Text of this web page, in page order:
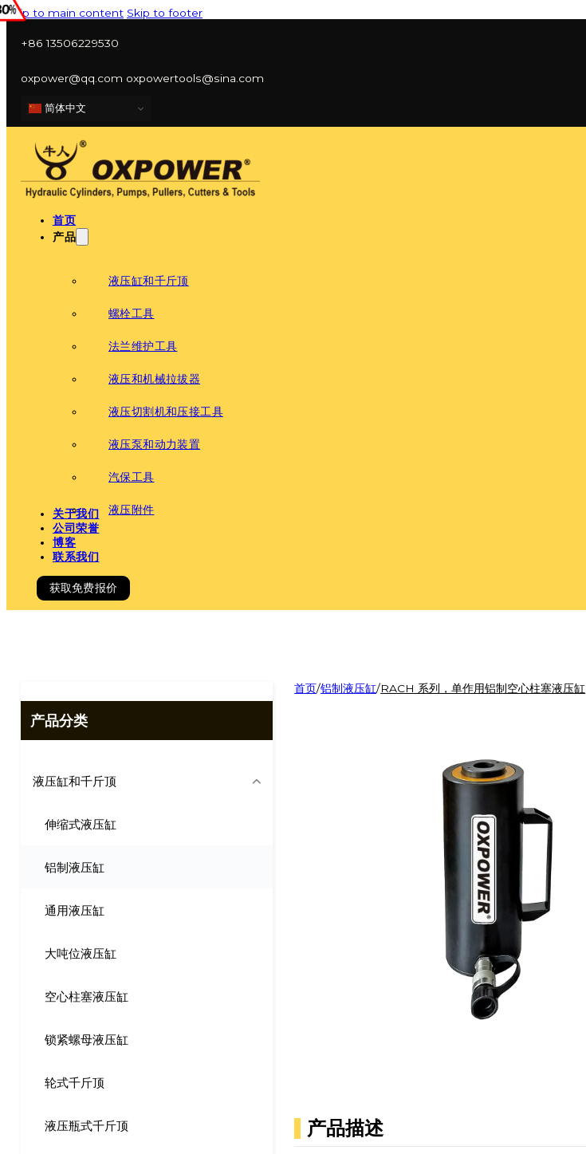
Skip to main content Skip to footer
+86 13506229530
oxpower@qq.com oxpowertools@sina.com
简体中文
首页
产品
液压缸和千斤顶
螺栓工具
法兰维护工具
液压和机械拉拔器
液压切割机和压接工具
液压泵和动力装置
汽保工具
液压附件
关于我们
公司荣誉
博客
联系我们
获取免费报价
产品分类
液压缸和千斤顶
伸缩式液压缸
铝制液压缸
通用液压缸
大吨位液压缸
空心柱塞液压缸
锁紧螺母液压缸
轮式千斤顶
液压瓶式千斤顶
首页/铝制液压缸/RACH 系列，单作用铝制空心柱塞液压缸
产品描述